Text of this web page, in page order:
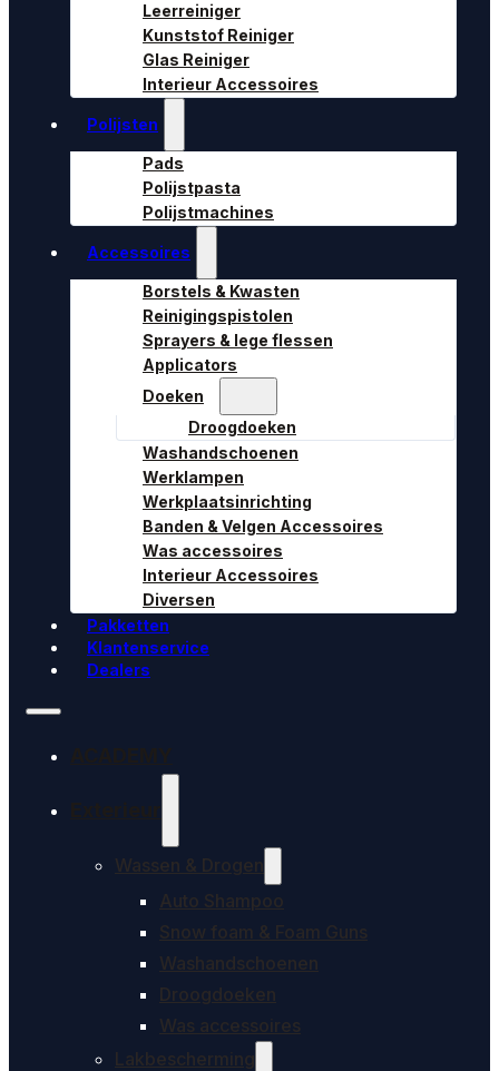
Leerreiniger
Kunststof Reiniger
Glas Reiniger
Interieur Accessoires
Polijsten
Pads
Polijstpasta
Polijstmachines
Accessoires
Borstels & Kwasten
Reinigingspistolen
Sprayers & lege flessen
Applicators
Doeken
Droogdoeken
Washandschoenen
Werklampen
Werkplaatsinrichting
Banden & Velgen Accessoires
Was accessoires
Interieur Accessoires
Diversen
Pakketten
Klantenservice
Dealers
Wassen & Drogen
Auto Shampoo
Snow foam & Foam Guns
Washandschoenen
Droogdoeken
Was accessoires
Lakbescherming